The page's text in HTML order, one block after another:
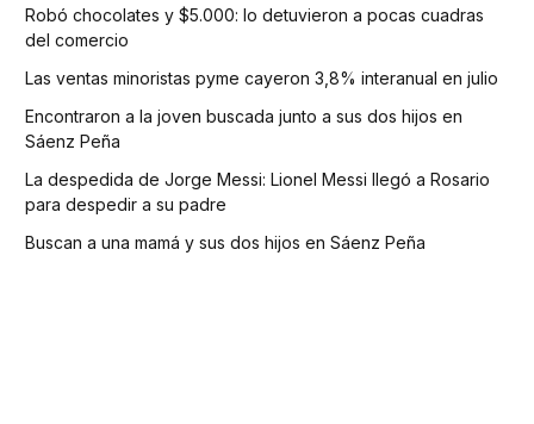
Robó chocolates y $5.000: lo detuvieron a pocas cuadras
del comercio
Las ventas minoristas pyme cayeron 3,8% interanual en julio
Encontraron a la joven buscada junto a sus dos hijos en
Sáenz Peña
La despedida de Jorge Messi: Lionel Messi llegó a Rosario
para despedir a su padre
Buscan a una mamá y sus dos hijos en Sáenz Peña